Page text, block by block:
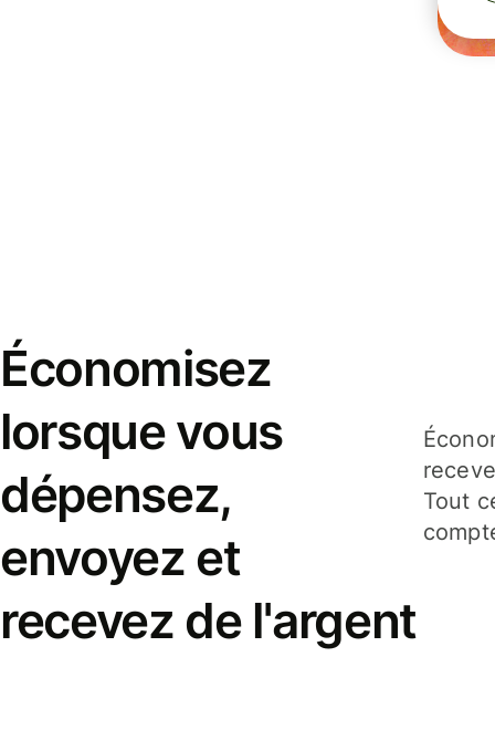
Économisez
lorsque vous
dépensez,
envoyez et
recevez de l'argent
Tout